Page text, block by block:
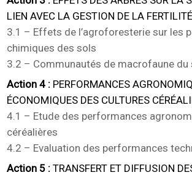
LIEN AVEC LA GESTION DE LA
3.1 – Effets de l’agroforesterie sur les
chimiques des sols
3.2 – Communautés de macrofaune
Action 4 : PERFORMANCES
ÉCONOMIQUES DES CULTURES
4.1 – Etude des performances
céréalières
4.2 – Evaluation des performances
Action 5 : TRANSFERT ET DIFFUSION